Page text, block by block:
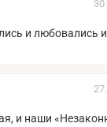
и любовались
и наши